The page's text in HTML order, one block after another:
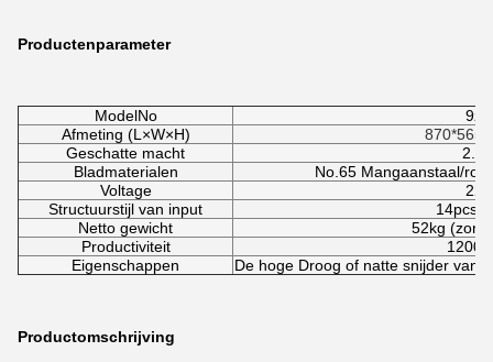
Productenparameter
ModelNo
Afmeting (L×W×H)
Geschatte macht
Bladmaterialen
No.65 Mangaanstaal/
Voltage
Structuurstijl van input
14pcs
Netto gewicht
52kg
Productiviteit
Eigenschappen
De hoge Droog of natte snijder van
Productomschrijving